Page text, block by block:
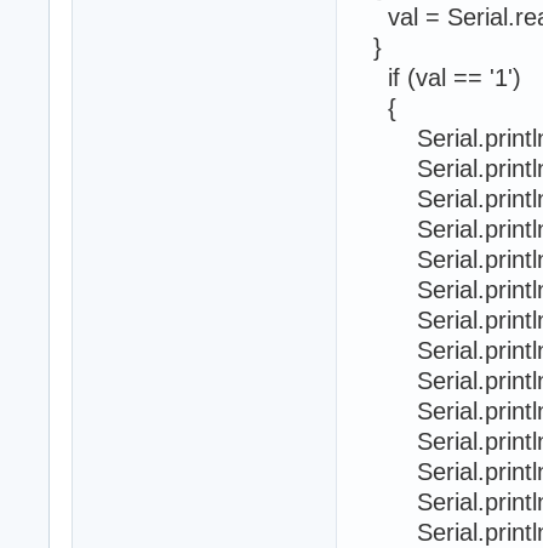
val =
}
if (val == '1')
{
Serial.println
Serial.println
Serial.println
Serial.println
Serial.println
Serial.println